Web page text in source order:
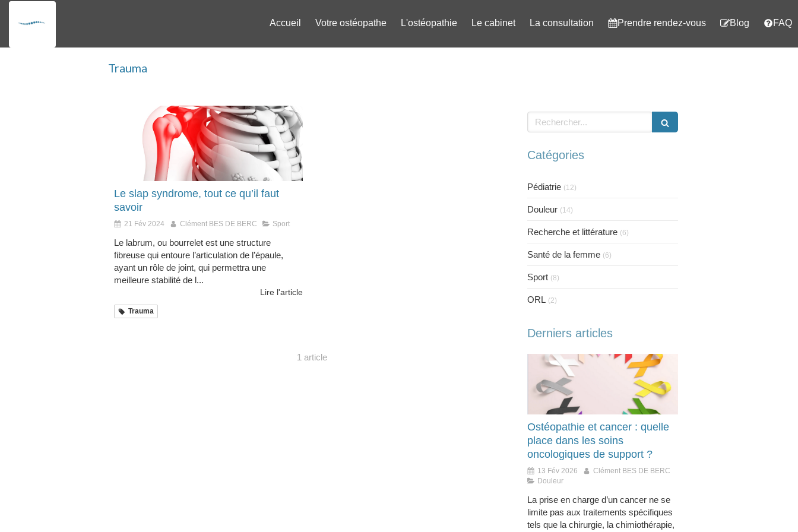
Accueil Votre ostéopathe L'ostéopathie Le cabinet La consultation Prendre rendez-vous Blog FAQ
Trauma
Le slap syndrome, tout ce qu’il faut
savoir
21 Fév 2024 Clément BES DE BERC Sport
Le labrum, ou bourrelet est une structure
fibreuse qui entoure l’articulation de l’épaule,
ayant un rôle de joint, qui permettra une
meilleure stabilité de l...
Lire l'article
Trauma
1 article
Rechercher
Catégories
Pédiatrie (12)
Douleur (14)
Recherche et littérature (6)
Santé de la femme (6)
Sport (8)
ORL (2)
Derniers articles
Ostéopathie et cancer : quelle
place dans les soins
oncologiques de support ?
13 Fév 2026
Clément BES DE BERC
Douleur
La prise en charge d’un cancer ne se
limite pas aux traitements spécifiques
tels que la chirurgie, la chimiothérapie,